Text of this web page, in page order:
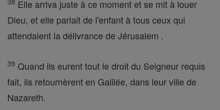
Elle arriva juste à ce moment et se mit à louer
Dieu, et elle parlait de l'enfant à tous ceux qui
attendaient la délivrance de Jérusalem .
39 Quand ils eurent tout le droit du Seigneur requis
fait, ils retournèrent en Galilée, dans leur ville de
Nazareth.